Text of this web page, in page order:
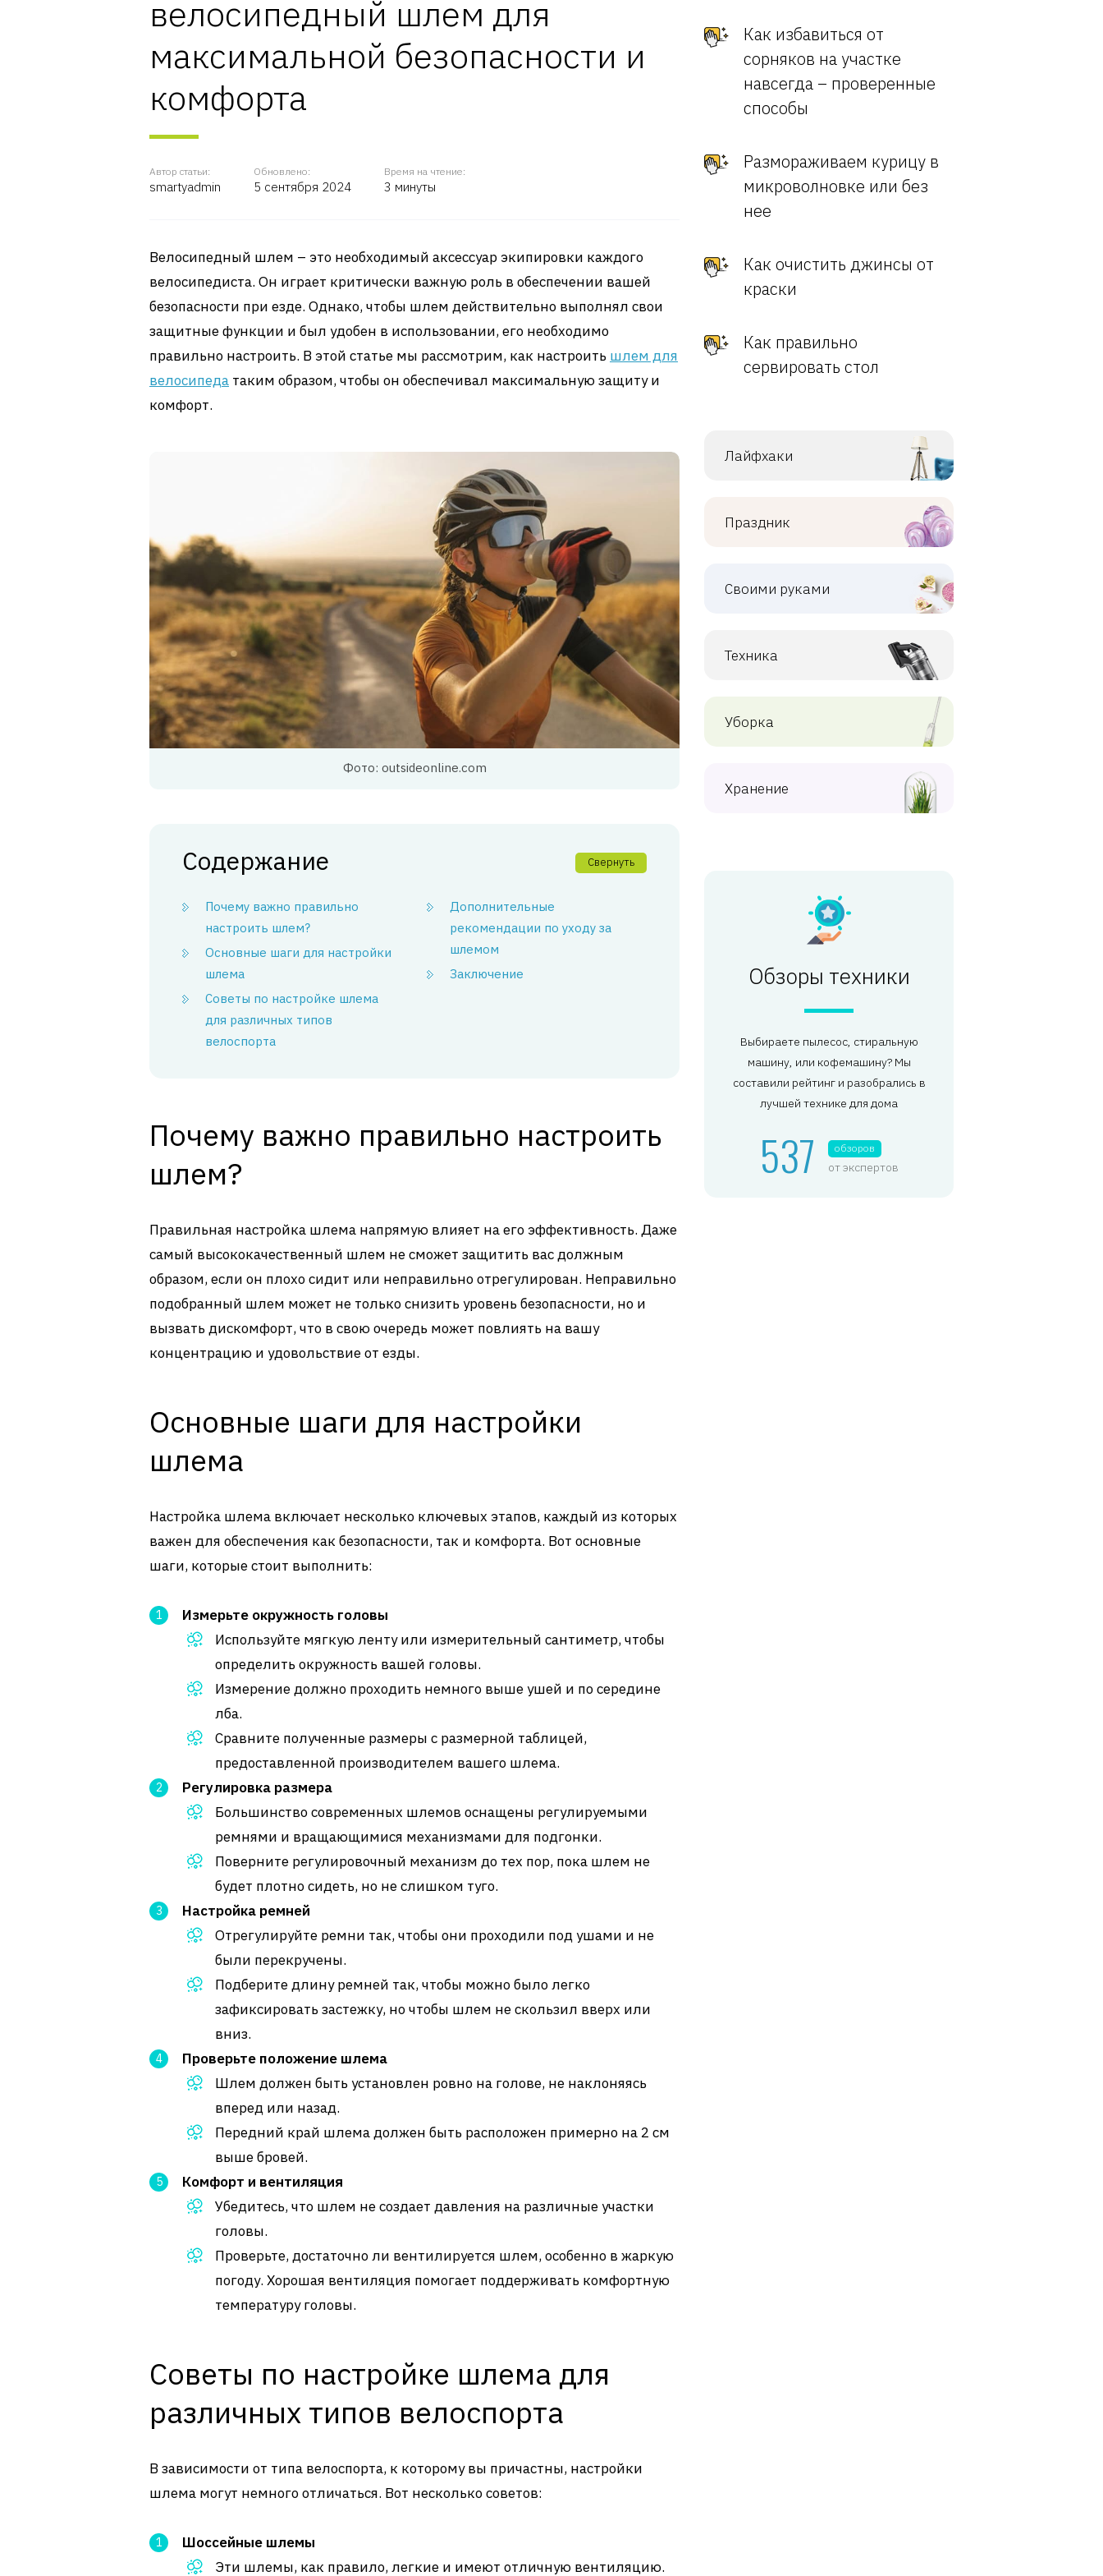
велосипедный шлем для
максимальной безопасности и
комфорта
Автор статьи:
smartyadmin
Обновлено:
5 сентября 2024
Время на чтение:
3 минуты
Велосипедный шлем – это необходимый аксессуар экипировки каждого
велосипедиста. Он играет критически важную роль в обеспечении вашей
безопасности при езде. Однако, чтобы шлем действительно выполнял свои
защитные функции и был удобен в использовании, его необходимо
правильно настроить. В этой статье мы рассмотрим, как настроить шлем для
велосипеда таким образом, чтобы он обеспечивал максимальную защиту и
комфорт.
Фото: outsideonline.com
Содержание Свернуть
Почему важно правильно
настроить шлем?
Основные шаги для настройки
шлема
Советы по настройке шлема
для различных типов
велоспорта
Дополнительные
рекомендации по уходу за
шлемом
Заключение
Почему важно правильно настроить
шлем?
Правильная настройка шлема напрямую влияет на его эффективность. Даже
самый высококачественный шлем не сможет защитить вас должным
образом, если он плохо сидит или неправильно отрегулирован. Неправильно
подобранный шлем может не только снизить уровень безопасности, но и
вызвать дискомфорт, что в свою очередь может повлиять на вашу
концентрацию и удовольствие от езды.
Основные шаги для настройки
шлема
Настройка шлема включает несколько ключевых этапов, каждый из которых
важен для обеспечения как безопасности, так и комфорта. Вот основные
шаги, которые стоит выполнить:
Измерьте окружность головы
Используйте мягкую ленту или измерительный сантиметр, чтобы
определить окружность вашей головы.
Измерение должно проходить немного выше ушей и по середине
лба.
Сравните полученные размеры с размерной таблицей,
предоставленной производителем вашего шлема.
Регулировка размера
Большинство современных шлемов оснащены регулируемыми
ремнями и вращающимися механизмами для подгонки.
Поверните регулировочный механизм до тех пор, пока шлем не
будет плотно сидеть, но не слишком туго.
Настройка ремней
Отрегулируйте ремни так, чтобы они проходили под ушами и не
были перекручены.
Подберите длину ремней так, чтобы можно было легко
зафиксировать застежку, но чтобы шлем не скользил вверх или
вниз.
Проверьте положение шлема
Шлем должен быть установлен ровно на голове, не наклоняясь
вперед или назад.
Передний край шлема должен быть расположен примерно на 2 см
выше бровей.
Комфорт и вентиляция
Убедитесь, что шлем не создает давления на различные участки
головы.
Проверьте, достаточно ли вентилируется шлем, особенно в жаркую
погоду. Хорошая вентиляция помогает поддерживать комфортную
температуру головы.
Советы по настройке шлема для
различных типов велоспорта
В зависимости от типа велоспорта, к которому вы причастны, настройки
шлема могут немного отличаться. Вот несколько советов:
Шоссейные шлемы
Эти шлемы, как правило, легкие и имеют отличную вентиляцию.
Как избавиться от
сорняков на участке
навсегда – проверенные
способы
Размораживаем курицу в
микроволновке или без
нее
Как очистить джинсы от
краски
Как правильно
сервировать стол
Лайфхаки
Праздник
Своими руками
Техника
Уборка
Хранение
Обзоры техники
Выбираете пылесос, стиральную
машину, или кофемашину? Мы
составили рейтинг и разобрались в
лучшей технике для дома
537 обзоров
от экспертов